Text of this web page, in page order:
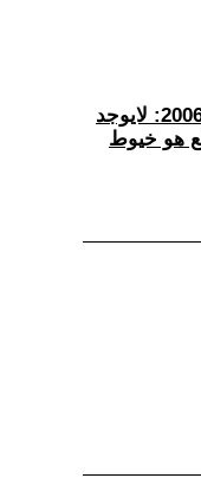
(31) امبراطورية الداخل (ديفيد لينش) 2006: لايوجد
هو خيوط